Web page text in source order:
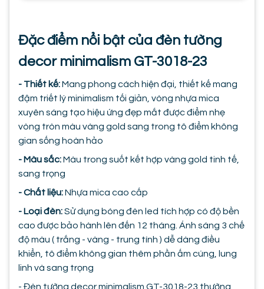
Đặc điểm nổi bật của đèn tường
decor minimalism GT-3018-23
- Thiết kế:Mang phong cách hiện đại, thiết kế mang
đậm triết lý minimalism tối giản, vòng nhựa mica
xuyên sáng tạo hiệu ứng đẹp mắt được điểm nhẹ
vòng tròn màu vàng gold sang trong tô điểm không
gian sống hoàn hảo
- Màu sắc:Màu trong suốt kết hợp vàng gold tinh tế,
sang trọng
- Chất liệu:Nhựa mica cao cấp
- Loại đèn:Sử dụng bóng đèn led tích hợp có độ bền
cao được bảo hành lên đến 12 tháng. Ánh sáng 3 chế
độ màu ( trắng - vàng - trung tính ) dễ dàng điều
khiển, tô điểm không gian thêm phần ấm cúng, lung
linh và sang trọng
- Đèn tường decor minimalism GT-3018-23 thường